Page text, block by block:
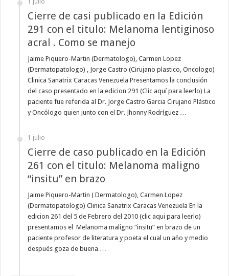
1 julio
Cierre de casi publicado en la Edición
291 con el titulo: Melanoma lentiginoso
acral . Como se manejo
Jaime Piquero-Martin (Dermatologo), Carmen Lopez
(Dermatopatologo) , Jorge Castro (Cirujano plastico, Oncologo)
Clinica Sanatrix Caracas Venezuela Presentamos la conclusión
del caso presentado en la edicion 291 (Clic aquí para leerlo) La
paciente fue referida al Dr. Jorge Castro Garcia Cirujano Plástico
y Oncólogo quien junto con el Dr. Jhonny Rodríguez …
1 julio
Cierre de caso publicado en la Edición
261 con el titulo: Melanoma maligno
“insitu” en brazo
Jaime Piquero-Martin ( Dermatologo), Carmen Lopez
(Dermatopatologo) Clinica Sanatrix Caracas Venezuela En la
edicion 261 del 5 de Febrero del 2010 (clic aqui para leerlo)
presentamos el Melanoma maligno “insitu” en brazo de un
paciente profesor de literatura y poeta el cual un año y medio
después goza de buena …